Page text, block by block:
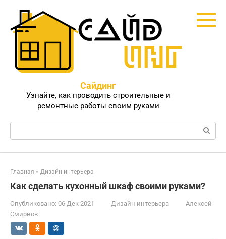
контенту
Сайдинг
Узнайте, как проводить строительные и
ремонтные работы своим руками
Поиск:
Главная » Дизайн интерьера
Как сделать кухонный шкаф своими руками?
Опубликовано: 06 Дек 2021 Дизайн интерьера
Алексей
Смирнов